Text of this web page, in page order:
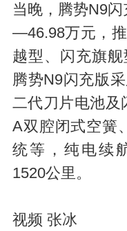
当晚，腾势N9
—46.98万元，
越型、闪充旗舰
腾势N9闪充版
二代刀片电池及
A双腔闭式空簧
统等，纯电续
1520公里。
视频 张冰